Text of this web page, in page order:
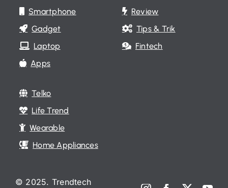
Smartphone
Gadget
Laptop
Apps
Review
Tips & Trik
Fintech
Telko
Life Trend
Wearable
Home Appliances
© 2025. Trendtech